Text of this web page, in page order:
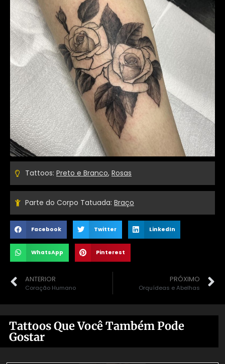
Tattoos: Preto e Branco, Rosas
Parte do Corpo Tatuada: Braço
Facebook Twitter LinkedIn
WhatsApp Pinterest
ANTERIOR
Coração Humano
PRÓXIMO
Orquídeas e Abelhas
Tattoos Que Você Também Pode
Gostar